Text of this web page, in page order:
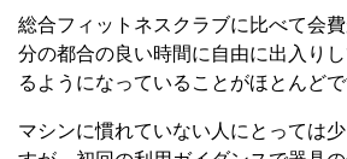
総合フィットネスクラブに比べて会
分の都合の良い時間に自由に出入り
るようになっていることがほとんどで
マシンに慣れていない人にとっては